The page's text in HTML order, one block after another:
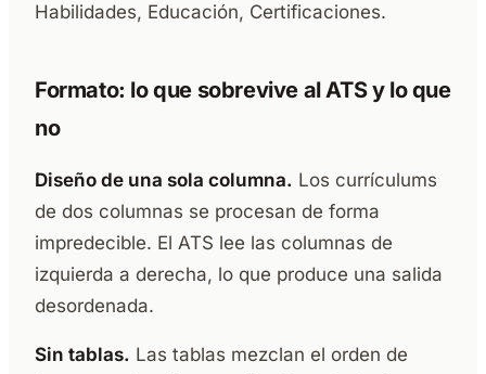
Habilidades, Educación, Certificaciones.
Formato: lo que sobrevive al ATS y lo que
no
Diseño de una sola columna. Los currículums
de dos columnas se procesan de forma
impredecible. El ATS lee las columnas de
izquierda a derecha, lo que produce una salida
desordenada.
Sin tablas. Las tablas mezclan el orden de